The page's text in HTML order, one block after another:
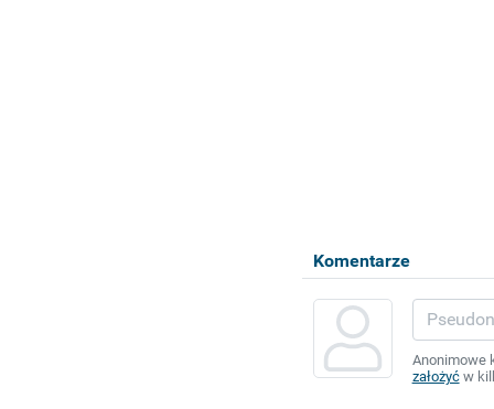
Komentarze
Anonimowe
założyćw